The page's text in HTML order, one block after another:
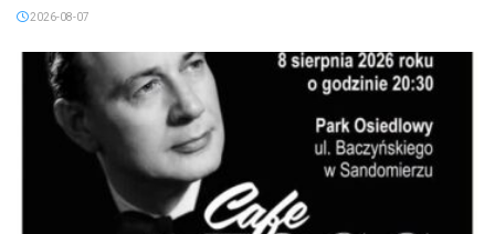
2026-08-07